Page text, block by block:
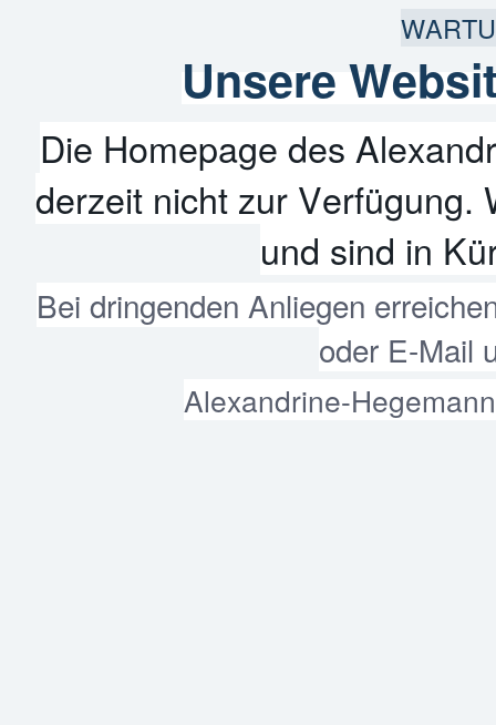
Unsere
Die Homepage des
derzeit nicht zur Verfügung.
und sind in
Bei dringenden Anliegen
oder E-Mail
Alexandrine-